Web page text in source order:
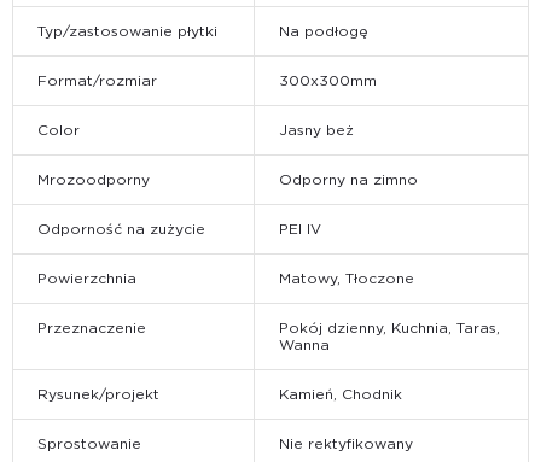
Typ/zastosowanie płytki Na podłogę
Format/rozmiar 300x300mm
Color Jasny beż
Mrozoodporny Odporny na zimno
Odporność na zużycie PEI IV
Powierzchnia Matowy, Tłoczone
Przeznaczenie
Pokój dzienny, Kuchnia, Taras,
Wanna
Rysunek/projekt Kamień, Chodnik
Sprostowanie Nie rektyfikowany